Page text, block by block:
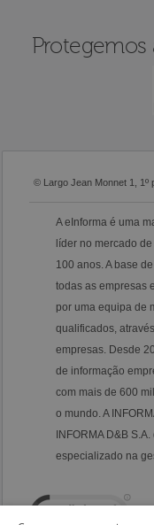
© Largo Jean Monnet 1, 1º
A eInforma é uma
líder no mercado
100 anos. A base
todas as empresas
por uma equipa de
qualificados,
empresas. Desde
de informação
com mais de 600
o mundo. A
INFORMA D&B
especializado na